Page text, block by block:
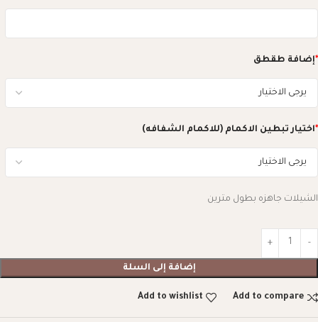
*إضافة طقطق
*اختيار تبطين الاكمام (للاكمام الشفافه)
الشيلات جاهزه بطول مترين
إضافة إلى السلة
Add to compare
Add to wishlist